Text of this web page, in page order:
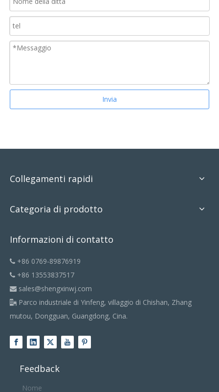
Invia
Collegamenti rapidi
Categoria di prodotto
Informazioni di contatto
 +86 0769-89876919
 +86 13553837517
 sales@shengxinwj.com
 Parco industriale di Yinfeng, villaggio di Chishan, Zhang
mutou, Dongguan, Guangdong, Cina.
Feedback